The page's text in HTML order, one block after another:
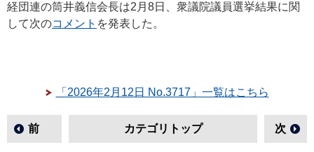
経団連の筒井義信会長は2月8日、衆議院議員選挙結果に関
して次のコメント を発表した。
「2026年2月12日 No.3717」一覧はこちら
前 カテゴリトップ 次